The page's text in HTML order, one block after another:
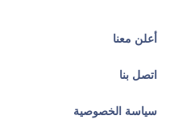
أعلن معنا
اتصل بنا
سياسة الخصوصية